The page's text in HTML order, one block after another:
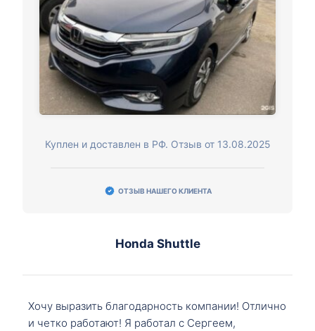
Куплен и доставлен в РФ. Отзыв от 13.08.2025
ОТЗЫВ НАШЕГО КЛИЕНТА
Honda Shuttle
Хочу выразить благодарность компании! Отлично
и четко работают! Я работал с Сергеем,